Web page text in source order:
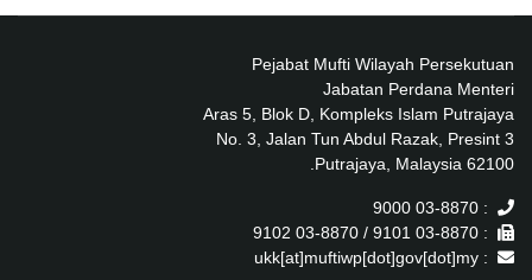
Pejabat Mufti Wilayah Persekutuan
Jabatan Perdana Menteri
Aras 5, Blok D, Kompleks Islam Putrajaya
No. 3, Jalan Tun Abdul Razak, Presint 3
62100 Putrajaya, Malaysia.
: 03-8870 9000
: 03-8870 9101 / 03-8870 9102
: ukk[at]muftiwp[dot]gov[dot]my